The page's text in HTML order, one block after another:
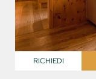
RICHIEDI